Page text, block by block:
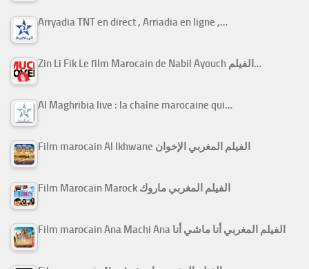
Arryadia TNT en direct , Arriadia en ligne ,…
Zin Li Fik Le film Marocain de Nabil Ayouch الفيلم…
Al Maghribia live : la chaîne marocaine qui…
Film marocain Al Ikhwane الفيلم المغربي الإخوان
Film Marocain Marock الفيلم المغربي ماروك
Film marocain Ana Machi Ana الفيلم المغربي أنا ماشي أنا